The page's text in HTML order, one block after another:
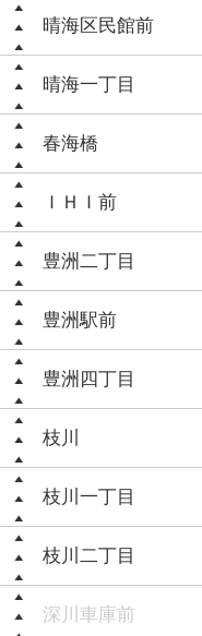
晴海区民館前
晴海一丁目
春海橋
ＩＨＩ前
豊洲二丁目
豊洲駅前
豊洲四丁目
枝川
枝川一丁目
枝川二丁目
深川車庫前